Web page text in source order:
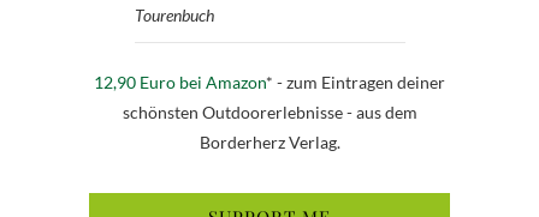
Tourenbuch
12,90 Euro bei Amazon* - zum Eintragen deiner
schönsten Outdoorerlebnisse - aus dem
Borderherz Verlag.